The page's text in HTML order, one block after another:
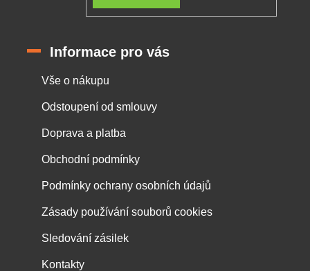
Informace pro vás
Vše o nákupu
Odstoupení od smlouvy
Doprava a platba
Obchodní podmínky
Podmínky ochrany osobních údajů
Zásady používání souborů cookies
Sledování zásilek
Kontakty